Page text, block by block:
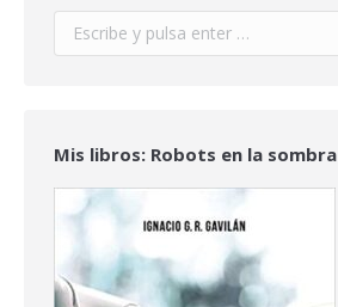
Buscar:
Mis libros: Robots en la sombra